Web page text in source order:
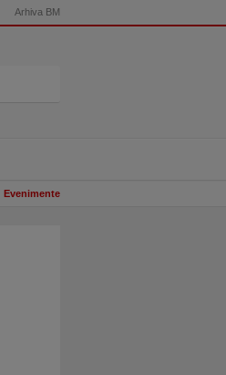
Arhiva BM
Evenimente